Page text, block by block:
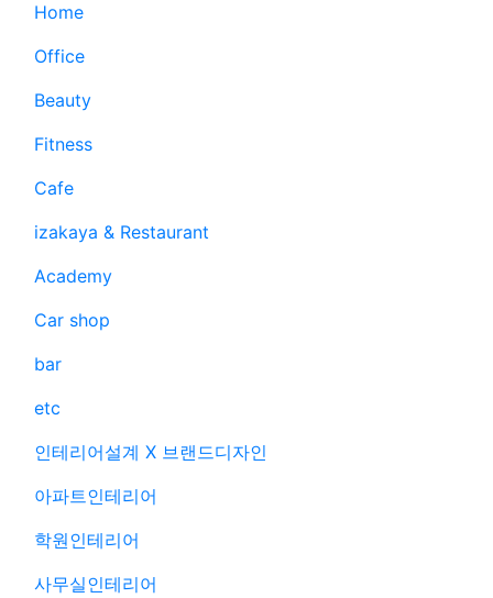
Home
Office
Beauty
Fitness
Cafe
izakaya & Restaurant
Academy
Car shop
bar
etc
인테리어설계 X 브랜드디자인
아파트인테리어
학원인테리어
사무실인테리어